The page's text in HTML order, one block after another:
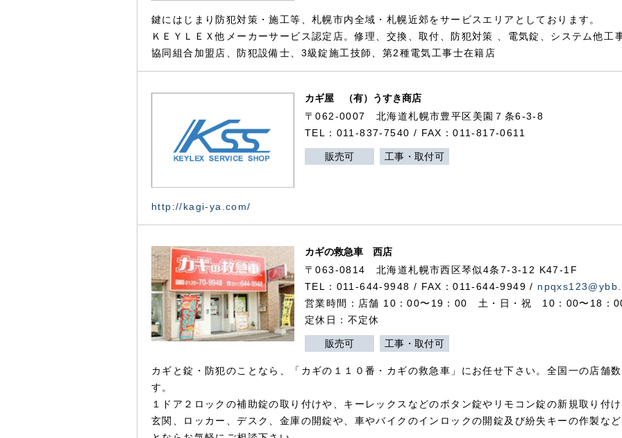
鍵にはじまり防犯対策・施工等、札幌市内全域・札幌近郊をサービスエリアとしております。
ＫＥＹＬＥＸ他メーカーサービス認定店。修理、交換、取付、防犯対策 、電気錠、システム他工
協同組合加盟店、防犯設備士、3級錠施工技師、第2種電気工事士在籍店
カギ屋 （有）うすき商店
〒062-0007 北海道札幌市豊平区美園７条6-3-8
TEL：011-837-7540 / FAX：011-817-0611
販売可 工事・取付可
http://kagi-ya.com/
カギの救急車 西店
〒063-0814 北海道札幌市西区琴似4条7-3-12 K47-1F
TEL：011-644-9948 / FAX：011-644-9949 /
営業時間：店舗 10：00〜19：00 土・日・祝 10：00〜18：
定休日：不定休
販売可 工事・取付可
カギと錠・防犯のことなら、「カギの１１０番・カギの救急車」にお任せ下さい。全国一の店舗
す。
１ドア２ロックの補助錠の取り付けや、キーレックスなどのボタン錠やリモコン錠の新規取り付
玄関、ロッカー、デスク、金庫の開錠や、車やバイクのインロックの開錠及び紛失キーの作製な